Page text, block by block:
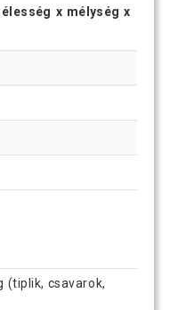
x mélység x
(tiplik, csavarok,